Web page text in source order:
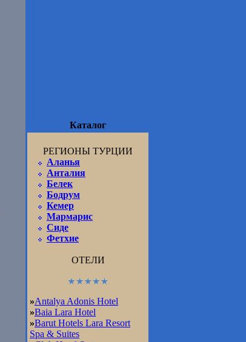
Каталог
РЕГИОНЫ ТУРЦИИ
Аланья
Анталия
Белек
Бодрум
Кемер
Мармарис
Сиде
Фетхие
ОТЕЛИ
»Antalya Adonis Hotel
»Baia Lara Hotel
»Barut Hotels Lara Resort
Spa & Suites